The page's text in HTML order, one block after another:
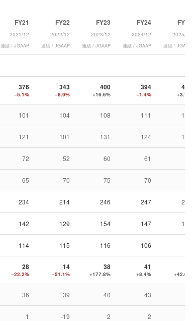
FY21
2021/12
連結 / JGAAP
FY22
2022/12
連結 / JGAAP
FY23
2023/12
連結 / JGAAP
FY24
2024/12
連結 / JGAAP
FY25
2025/12
連結 / JGAAP
376
−5.1%
343
−8.9%
400
+16.6%
394
−1.4%
407
+3.1%
101 104 108 111 117
121 101 131 124 117
72 52 60 61
65 70 75 70
234 214 246 247 260
142 129 154 147 146
114 115 116 106
28
−22.2%
14
−51.1%
38
+177.8%
41
+8.4% +42.0%
36 39 40 43
1 -19 2 2